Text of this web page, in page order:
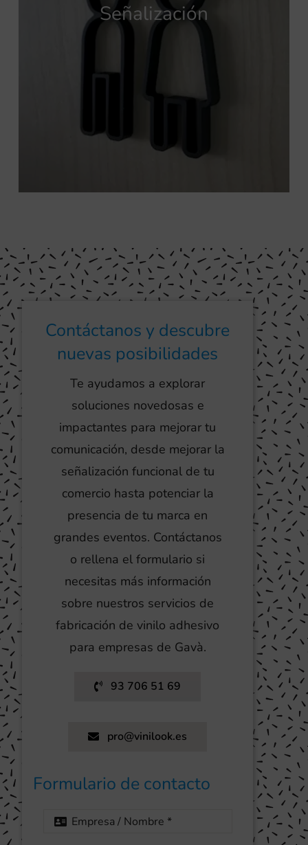
Señalización
Contáctanos y descubre
nuevas posibilidades
Te ayudamos a explorar
soluciones novedosas e
impactantes para mejorar tu
comunicación, desde mejorar la
señalización funcional de tu
comercio hasta potenciar la
presencia de tu marca en
grandes eventos. Contáctanos
o rellena el formulario si
necesitas más información
sobre nuestros servicios de
fabricación de vinilo adhesivo
para empresas de Gavà.
93 706 51 69
pro@vinilook.es
Formulario de contacto